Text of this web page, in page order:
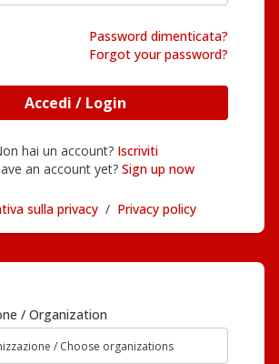
Password dimenticata?
Forgot your password?
Accedi / Login
hai un account? Iscriviti
an account yet? Sign up now
sulla privacy / Privacy policy
/ Organization